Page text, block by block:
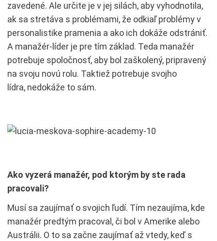
zavedené. Ale určite je v jej silách, aby vyhodnotila,
ak sa stretáva s problémami, že odkiaľ problémy v
personalistike pramenia a ako ich dokáže odstrániť.
A manažér-líder je pre tím základ. Teda manažér
potrebuje spoločnosť, aby bol zaškolený, pripravený
na svoju novú rolu. Taktiež potrebuje svojho
lídra, nedokáže to sám.
Ako vyzerá manažér, pod ktorým by ste rada
pracovali?
Musí sa zaujímať o svojich ľudí. Tím nezaujíma, kde
manažér predtým pracoval, či bol v Amerike alebo
Austrálii. O to sa začne zaujímať až vtedy, keď s